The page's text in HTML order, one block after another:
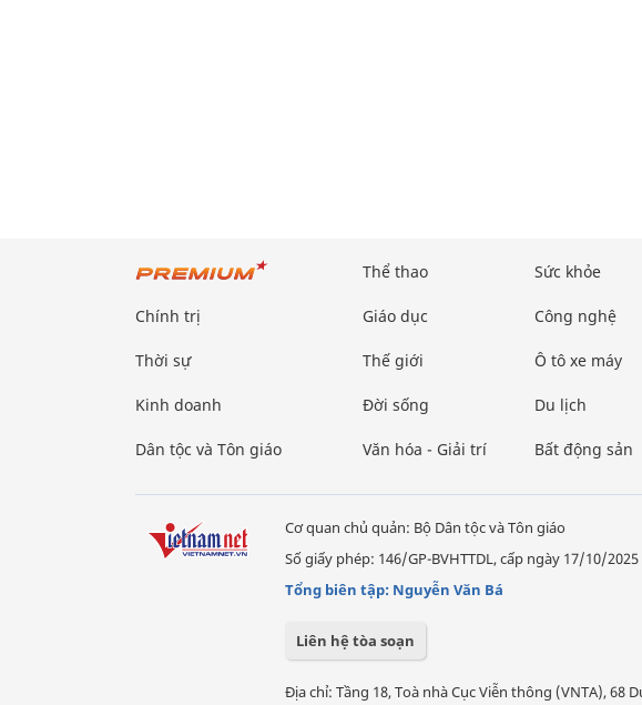
Chính trị
Thời sự
Kinh doanh
Dân tộc và Tôn giáo
Thể thao
Giáo dục
Thế giới
Đời sống
Văn hóa - Giải trí
Sức khỏe
Công nghệ
Ô tô xe máy
Du lịch
Bất động sản
Cơ quan chủ quản: Bộ Dân tộc và Tôn giáo
Số giấy phép: 146/GP-BVHTTDL, cấp ngày 17/10/2025
Tổng biên tập: Nguyễn Văn Bá
Liên hệ tòa soạn
Địa chỉ: Tầng 18, Toà nhà Cục Viễn thông (VNTA), 68